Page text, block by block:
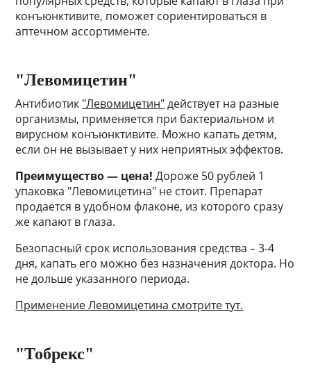
конъюнктивите, поможет сориентироваться в
аптечном ассортименте.
"Левомицетин"
Антибиотик "Левомицетин"действует на разные
организмы, применяется при бактериальном и
вирусном конъюнктивите. Можно капать детям,
если он не вызывает у них неприятных эффектов.
Преимущество — цена! Дороже 50 рублей 1
упаковка "Левомицетина" не стоит. Препарат
продается в удобном флаконе, из которого сразу
же капают в глаза.
Безопасный срок использования средства – 3-4
дня, капать его можно без назначения доктора. Но
не дольше указанного периода.
Применение Левомицетина смотрите тут.
"Тобрекс"